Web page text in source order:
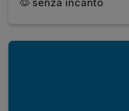
senza incanto